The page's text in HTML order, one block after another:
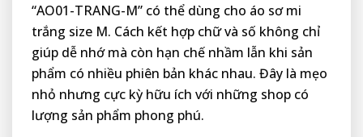
“AO01-TRANG-M” có thể dùng cho áo sơ mi
trắng size M. Cách kết hợp chữ và số không chỉ
giúp dễ nhớ mà còn hạn chế nhầm lẫn khi sản
phẩm có nhiều phiên bản khác nhau. Đây là mẹo
nhỏ nhưng cực kỳ hữu ích với những shop có
lượng sản phẩm phong phú.